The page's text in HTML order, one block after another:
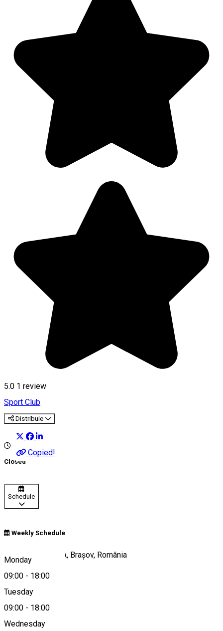
5.0 1 review
Sport Club
Distribuie
Copied!
Closed
Schedule
Weekly Schedule
Monday
09:00 - 18:00
Tuesday
09:00 - 18:00
Wednesday
Strada Bârsei 20A, Brașov, România
Map